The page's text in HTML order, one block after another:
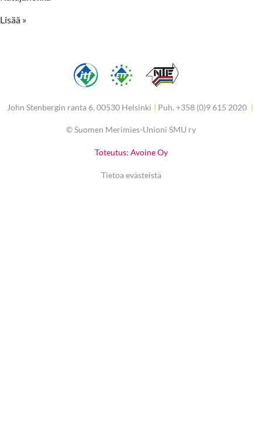
Lisää »
John Stenbergin ranta 6, 00530 Helsinki | Puh. +358 (0)9 615 2020 |
©Suomen Merimies-Unioni SMU ry
Toteutus: Avoine Oy
Tietoa evästeistä